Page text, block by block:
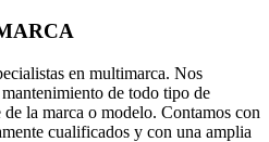
en multimarca. Nos
de todo tipo de
la marca o modelo. Contamos con
cualificados y con una amplia